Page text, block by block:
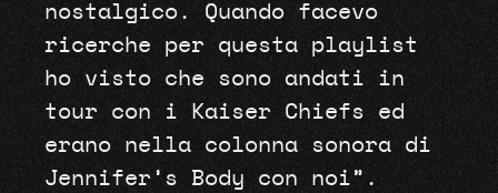
nostalgico. Quando facevo
ricerche per questa playlist
ho visto che sono andati in
tour con i Kaiser Chiefs ed
erano nella colonna sonora di
Jennifer’s Body con noi”.